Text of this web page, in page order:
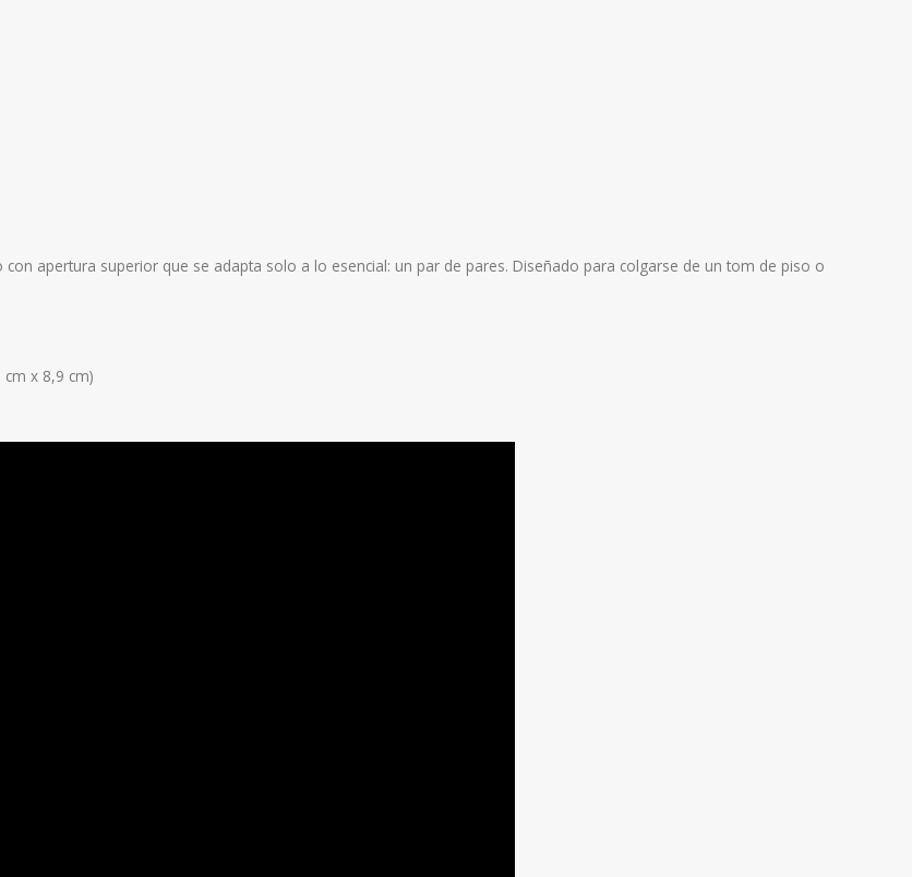
apertura superior que se adapta solo a lo esencial: un par de pares. Diseñado para colgarse de un tom de piso o
x 8,9 cm)